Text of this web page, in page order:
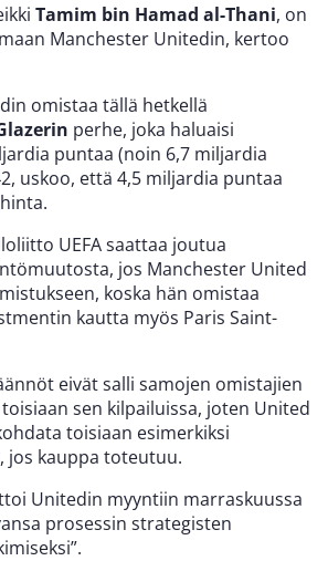
Tamim bin Hamad al-Thani, on
Manchester Unitedin, kertoo
omistaa tällä hetkellä
perhe, joka haluaisi
puntaa (noin 6,7 miljardia
uskoo, että 4,5 miljardia puntaa
UEFA saattaa joutua
jos Manchester United
koska hän omistaa
kautta myös Paris Saint-
eivät salli samojen omistajien
sen kilpailuissa, joten United
toisiaan esimerkiksi
jos kauppa toteutuu.
Unitedin myyntiin marraskuussa
prosessin strategisten